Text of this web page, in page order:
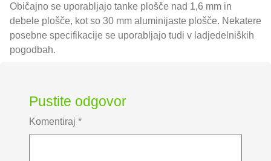
Običajno se uporabljajo tanke plošče nad 1,6 mm in
debele plošče, kot so 30 mm aluminijaste plošče. Nekatere
posebne specifikacije se uporabljajo tudi v ladjedelniških
pogodbah.
Pustite odgovor
Komentiraj *